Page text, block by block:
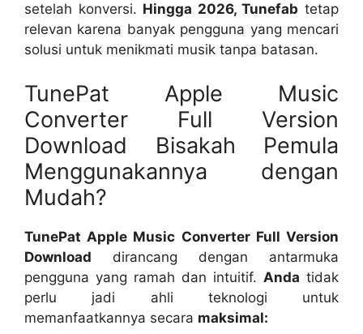
setelah konversi. Hingga 2026, Tunefab tetap
relevan karena banyak pengguna yang mencari
solusi untuk menikmati musik tanpa batasan.
TunePat Apple Music
Converter Full Version
Download Bisakah Pemula
Menggunakannya dengan
Mudah?
TunePat Apple Music Converter Full Version
Download dirancang dengan antarmuka
pengguna yang ramah dan intuitif. Anda tidak
perlu jadi ahli teknologi untuk
memanfaatkannya secara maksimal: